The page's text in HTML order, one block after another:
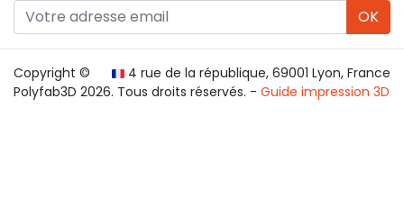
OK
4 rue de la république, 69001 Lyon, France
Copyright ©
Polyfab3D 2026. Tous droits réservés. - Guide impression 3D